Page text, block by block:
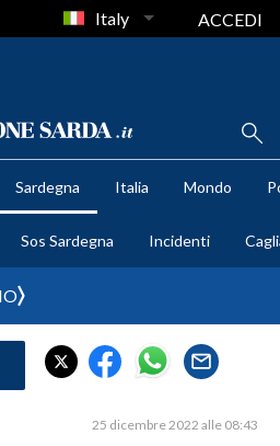
Italy ACCEDI
Sardegna Italia Mondo
Sos Sardegna Incidenti
25 dicembre 2022 alle 08:43